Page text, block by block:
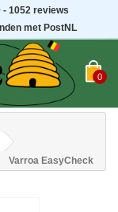
- 1052 reviews
met PostNL
0
Varroa EasyCheck